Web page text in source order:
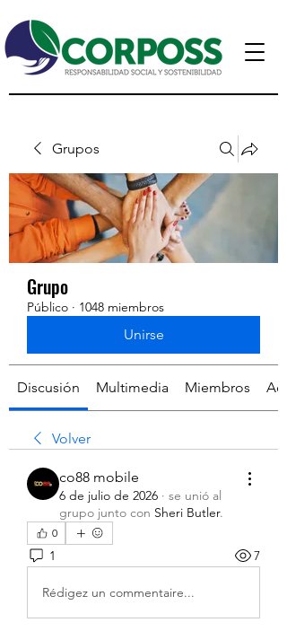
Grupos
Grupo
Público · 1048 miembros
Unirse
Discusión Multimedia Miembros
Volver
co88 mobile
6 de julio de 2026 · se unió al
grupo junto con Sheri Butler.
0
1 7
Rédigez un commentaire...